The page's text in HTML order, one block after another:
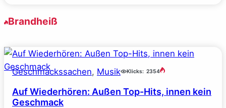
Brandheiß
Geschmackssachen, Musik Klicks: 2354
Auf Wiederhören: Außen Top-Hits, innen kein
Geschmack